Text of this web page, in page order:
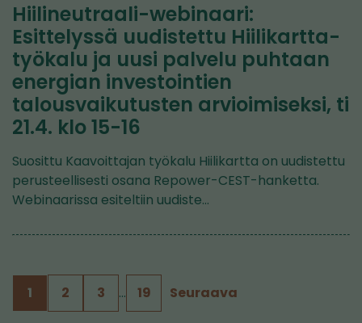
Hiilineutraali-webinaari:
Esittelyssä uudistettu Hiilikartta-
työkalu ja uusi palvelu puhtaan
energian investointien
talousvaikutusten arvioimiseksi, ti
21.4. klo 15-16
Suosittu Kaavoittajan työkalu Hiilikartta on uudistettu
perusteellisesti osana Repower-CEST-hanketta.
Webinaarissa esiteltiin uudiste…
1 2 3 … 19 Seuraava